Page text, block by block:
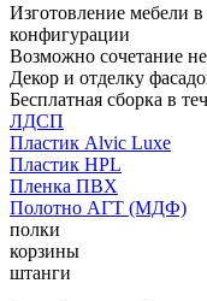
Изготовление мебели
конфигурации
Возможно сочетание
Декор и отделку
Бесплатная сборка в
ЛДСП
Пластик Alvic Luxe
Пластик HPL
Пленка ПВХ
Полотно АГТ (МДФ)
полки
корзины
штанги